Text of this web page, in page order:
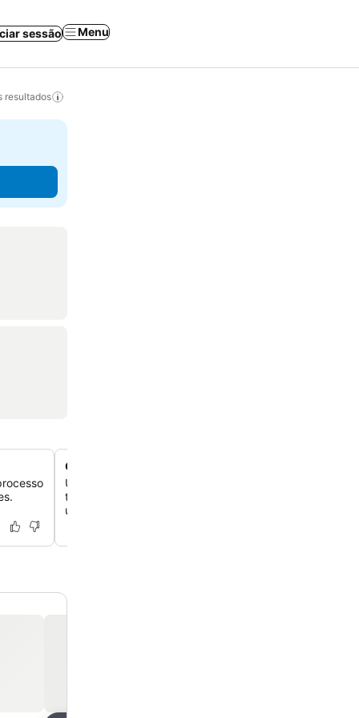
sessão Menu
resultados
Cozinha compartilhada bem equipada
Utilize a cozinha compartilhada espaçosa e moderna,
todos os eletrodomésticos necessários, azeite, sal, chá
uso dos hóspedes.